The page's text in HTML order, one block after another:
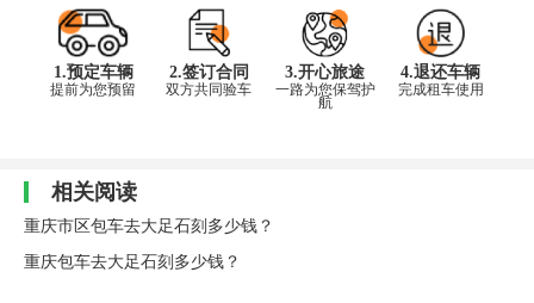
1.预定车辆
提前为您预留
2.签订合同
双方共同验车
3.开心旅途
一路为您保驾护
航
4.退还车辆
完成租车使用
相关阅读
重庆市区包车去大足石刻多少钱？
重庆包车去大足石刻多少钱？